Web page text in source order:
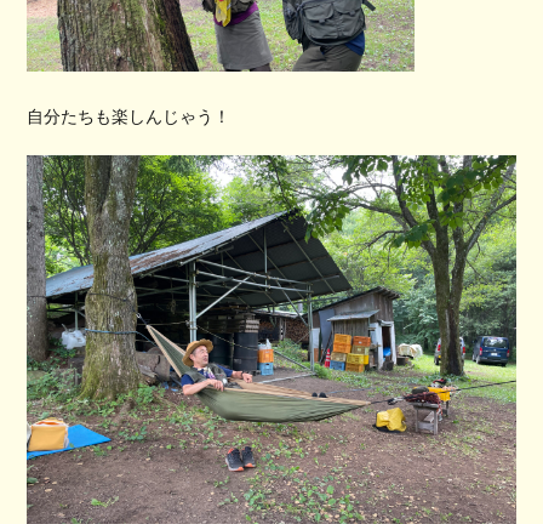
自分たちも楽しんじゃう！